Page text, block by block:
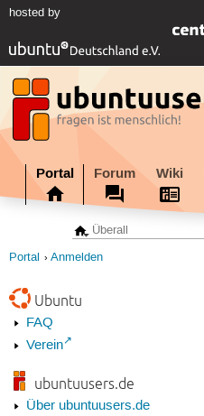
hosted by
Portal Forum Wiki
Portal Anmelden
Ubuntu
FAQ
Verein
ubuntuusers.de
Über ubuntuusers.de